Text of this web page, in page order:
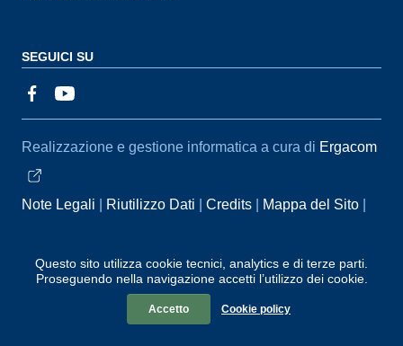
Questo sito utilizza cookie tecnici, analytics e di terze parti.
Proseguendo nella navigazione accetti l’utilizzo dei cookie.
Accetto Cookie policy
SEGUICI SU
Sezione Link Utili
Realizzazione e gestione informatica a cura di Ergacom
Note Legali Riutilizzo Dati Credits
Mappa del Sito
Segnalazioni
Statistiche accessi
Dichiarazione di
Accessibilità